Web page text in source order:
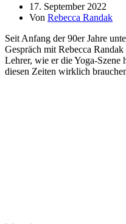
17. September 2022
Von Rebecca Randak
Seit Anfang der 90er Jahre
Gespräch mit Rebecca
Lehrer, wie er die Yoga-Szene
diesen Zeiten wirklich